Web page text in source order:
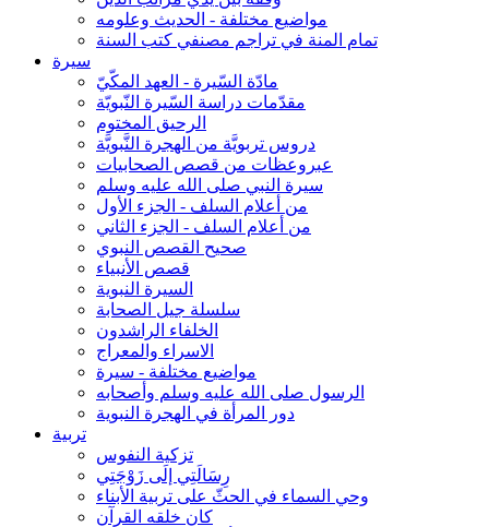
مواضيع مختلفة - الحديث وعلومه
تمام المنة في تراجم مصنفي كتب السنة
سيرة
مادّة السّيرة - العهد المكّيّ
مقدّمات دراسة السّيرة النّبويّة
الرحيق المختوم
دروس تربويَّة من الهجرة النَّبويَّة
عبروعظات من قصص الصحابيات
سيرة النبي صلى الله عليه وسلم
من أعلام السلف - الجزء الأول
من أعلام السلف - الجزء الثاني
صحيح القصص النبوي
قصص الأنبياء
السيرة النبوية
سلسلة جيل الصحابة
الخلفاء الراشدون
الاسراء والمعراج
مواضيع مختلفة - سيرة
الرسول صلى الله عليه وسلم وأصحابه
دور المرأة في الهجرة النبوية
تربية
تزكية النفوس
رِسَالَتِي إلَى زَوْجَتِي
وحي السماء في الحثّ على تربية الأبناء
كان خلقه القرآن